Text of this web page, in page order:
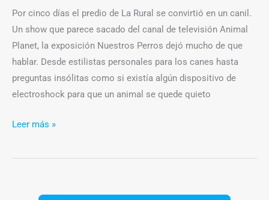
Por cinco días el predio de La Rural se convirtió en un canil.
Un show que parece sacado del canal de televisión Animal
Planet, la exposición Nuestros Perros dejó mucho de que
hablar. Desde estilistas personales para los canes hasta
preguntas insólitas como si existía algún dispositivo de
electroshock para que un animal se quede quieto
Leer más »